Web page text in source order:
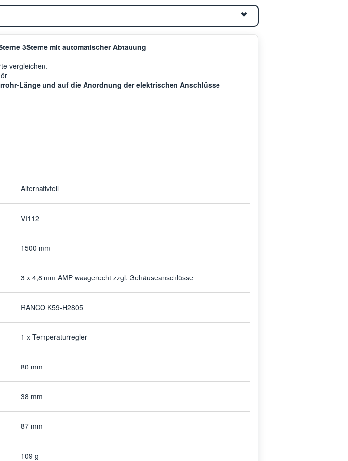
3Sterne mit automatischer Abtauung
vergleichen.
Länge und auf die Anordnung der elektrischen Anschlüsse
Alternativteil
VI112
1500 mm
3 x 4,8 mm AMP waagerecht zzgl. Gehäuseanschlüsse
RANCO K59-H2805
1 x Temperaturregler
80 mm
38 mm
87 mm
109 g